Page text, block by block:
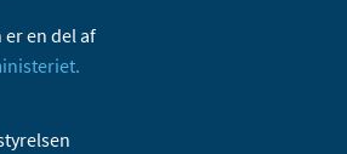
en del af